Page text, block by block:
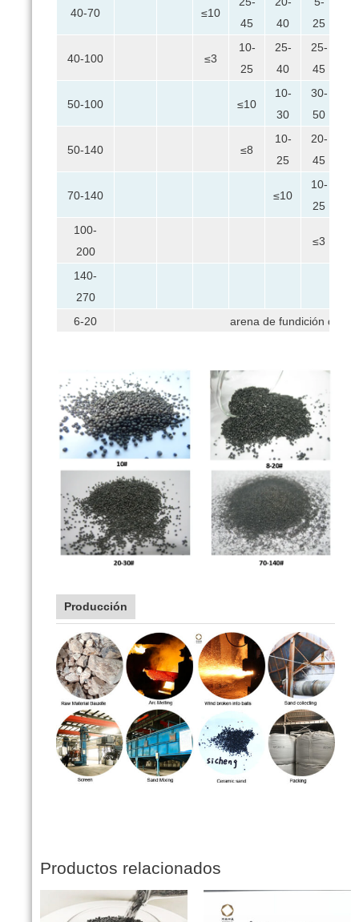
40-70 ≤10
45
40
25
40-100 ≤3
10-
25
25-
40
25-
45
50-100 ≤10
10-
30
30-
50
50-140 ≤8
10-
25
20-
45
70-140 ≤10
10-
25
100-
200
≤3
140-
270
6-20 arena de fundición de
Producción
Productos relacionados